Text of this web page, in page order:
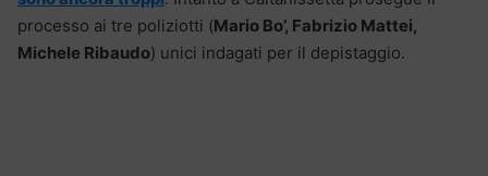
processo ai tre poliziotti (Mario Bo’, Fabrizio Mattei,
Michele Ribaudo) unici indagati per il depistaggio.